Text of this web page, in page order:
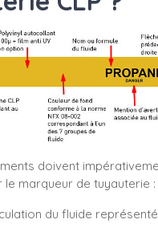
doivent
le marqueur de tuyauterie :
du fluide